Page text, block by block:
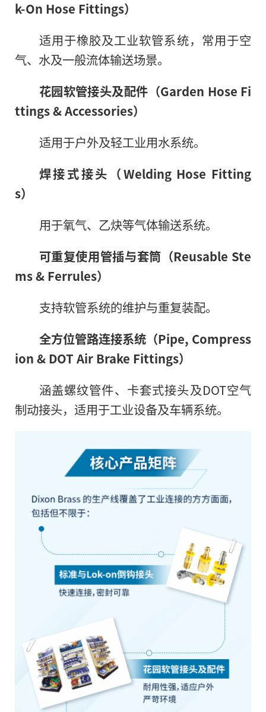
k-On Hose Fittings）
适用于橡胶及工业软管系统，常用于空
气、水及一般流体输送场景。
花园软管接头及配件（Garden Hose Fi
ttings & Accessories）
适用于户外及轻工业用水系统。
焊接式接头（Welding Hose Fitting
s）
用于氧气、乙炔等气体输送系统。
可重复使用管插与套筒（Reusable Ste
ms & Ferrules）
支持软管系统的维护与重复装配。
全方位管路连接系统（Pipe, Compress
ion & DOT Air Brake Fittings）
涵盖螺纹管件、卡套式接头及DOT空气
制动接头，适用于工业设备及车辆系统。